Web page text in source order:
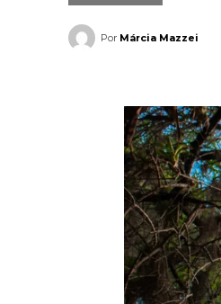
Por Márcia Mazzei